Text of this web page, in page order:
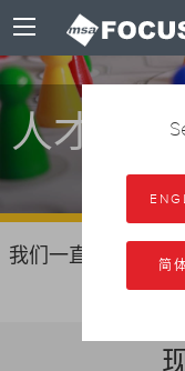
人才招聘
我们一直在寻找最
简